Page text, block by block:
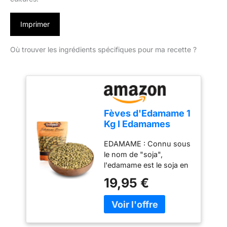
Imprimer
Où trouver les ingrédients spécifiques pour ma recette ?
Fèves d'Edamame 1
Kg I Edamames
salées 1 kg I Sans
gluten I Savoureux
haricots séchés
naturels I riches en
protéines I
Convient aux
Végans I collations
et Snack I repas
EDAMAME : Connu sous
le nom de "soja",
l'edamame est le soja en
encore mûr et
légèrement cuit. Ils
constituent un en-cas
19,95 €